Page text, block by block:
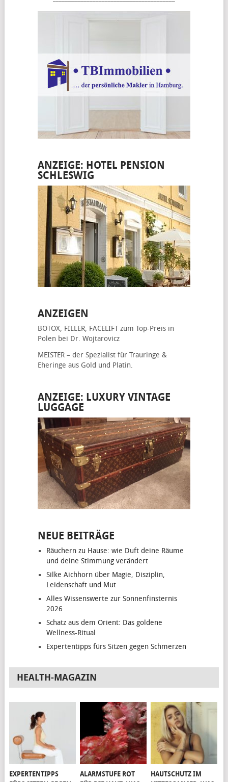
ANZEIGE: HOTEL PENSION
SCHLESWIG
ANZEIGEN
BOTOX, FILLER, FACELIFTzum Top-Preis in
Polen bei Dr. Wojtarovicz
MEISTER – der Spezialist für Trauringe &
Eheringe aus Gold und Platin.
ANZEIGE: LUXURY VINTAGE
LUGGAGE
NEUE BEITRÄGE
Räuchern zu Hause: wie Duft deine Räume
und deine Stimmung verändert
Silke Aichhorn über Magie, Disziplin,
Leidenschaft und Mut
Alles Wissenswerte zur Sonnenfinsternis
2026
Schatz aus dem Orient: Das goldene
Wellness-Ritual
Expertentipps fürs Sitzen gegen Schmerzen
HEALTH-MAGAZIN
EXPERTENTIPPS
ALARMSTUFE ROT
HAUTSCHUTZ IM